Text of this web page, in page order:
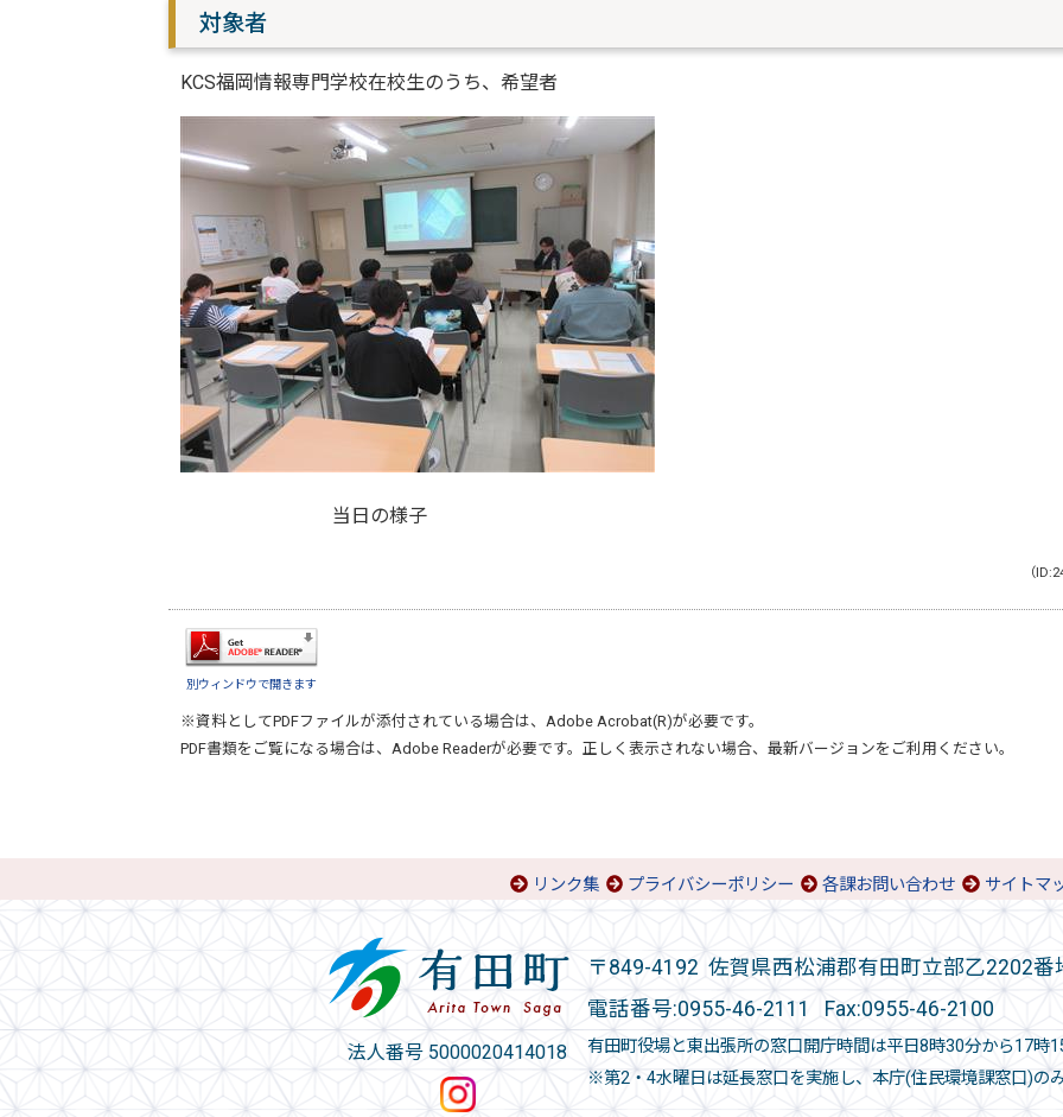
対象者
KCS福岡情報専門学校在校生のうち、希望者
当日の様子
（
別ウィンドウで開きます
※資料としてPDFファイルが添付されている場合は、 Adobe Acrobat(R)が必要です。
PDF書類をご覧になる場合は、 Adobe Readerが必要です。正しく表示されない場合、最新バージョンをご利用ください。
リンク集 プライバシーポリシー 各課お問い合わせ サイトマ
法人番号 5000020414018
〒849-4192 佐賀県西松浦郡有田町立部乙2202番
電話番号:0955-46-2111 Fax:0955-46-2100
有田町役場と東出張所の窓口開庁時間は平日8時30分から17時
※第2・4水曜日は延長窓口を実施し、本庁(住民環境課窓口)の